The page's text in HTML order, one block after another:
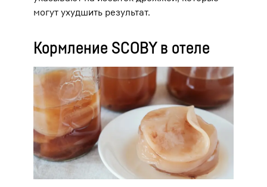
могут ухудшить результат.
Кормление SCOBY в отеле